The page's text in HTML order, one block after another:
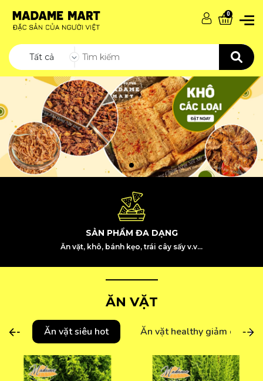
Tất cả
0
SẢN PHẨM ĐA DẠNG
Ăn vặt, khô, bánh kẹo, trái cây sấy v.v...
ĂN VẶT
Ăn vặt siêu hot Ăn vặt healthy giảm cân